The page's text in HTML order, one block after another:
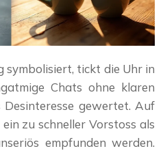
symbolisiert, tickt die Uhr in
Chats ohne klaren
gewertet. Auf
zu schneller Vorstoss als
empfunden werden.